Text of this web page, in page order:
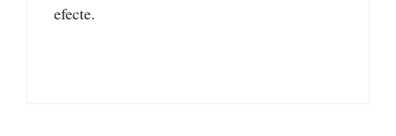
efecte.